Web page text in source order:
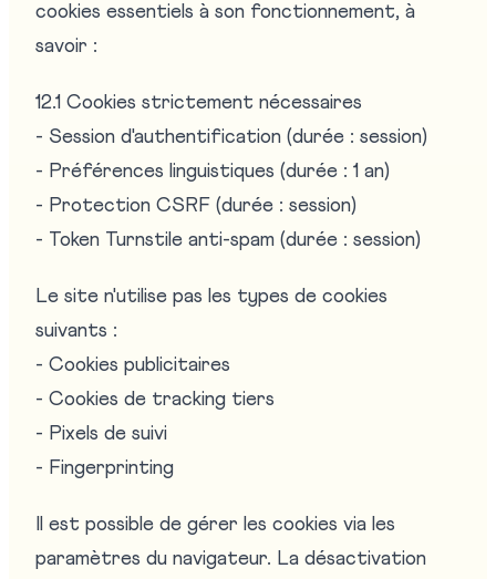
cookies essentiels à son fonctionnement, à
savoir :
12.1 Cookies strictement nécessaires
- Session d'authentification (durée : session)
- Préférences linguistiques (durée : 1 an)
- Protection CSRF (durée : session)
- Token Turnstile anti-spam (durée : session)
Le site n'utilise pas les types de cookies
suivants :
- Cookies publicitaires
- Cookies de tracking tiers
- Pixels de suivi
- Fingerprinting
Il est possible de gérer les cookies via les
paramètres du navigateur. La désactivation